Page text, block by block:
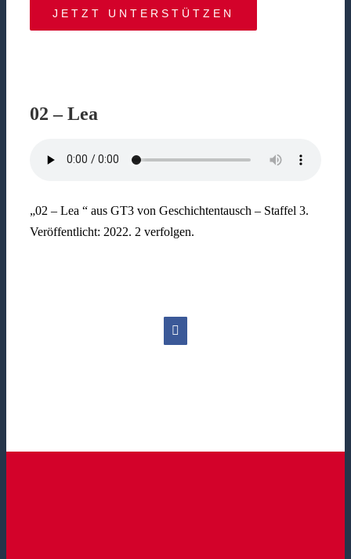
JETZT UNTERSTÜTZEN
02 – Lea
„02 – Lea “ aus GT3 von Geschichtentausch – Staffel 3.
Veröffentlicht: 2022. 2 verfolgen.
Facebook